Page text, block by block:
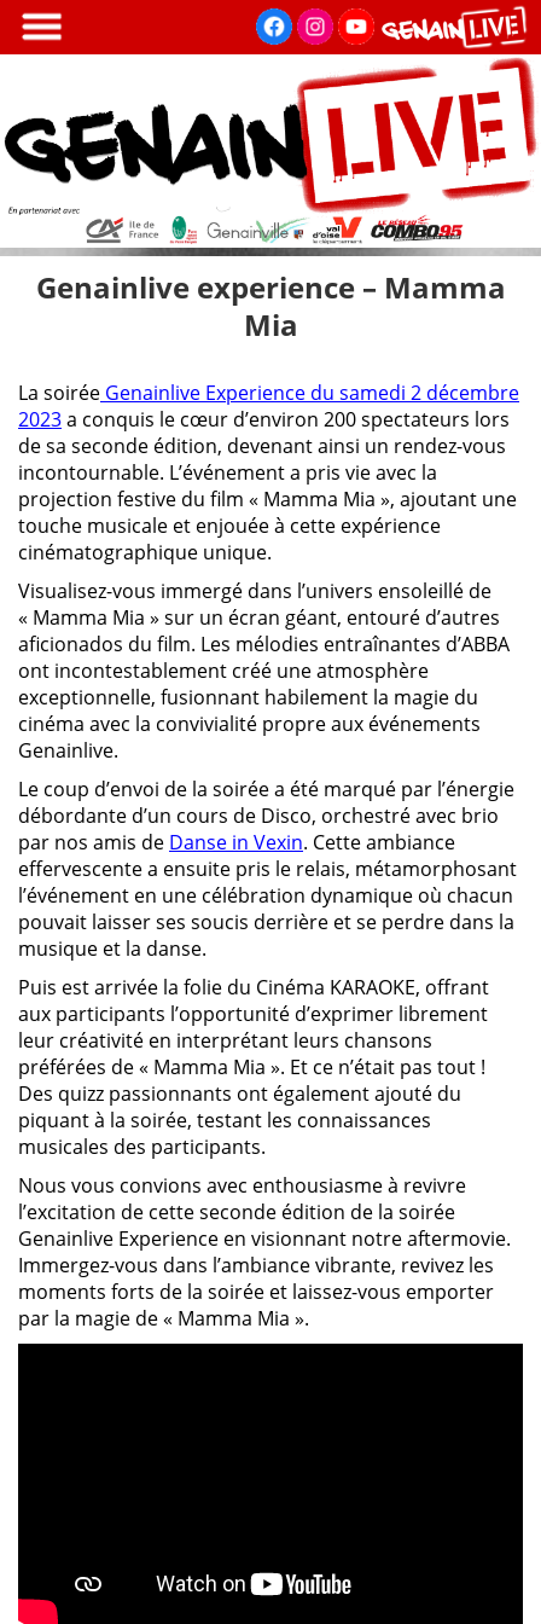
Aller
au
contenu
Genainlive experience – Mamma
Mia
La soirée Genainlive Experience du samedi 2 décembre
2023a conquis le cœur d’environ 200 spectateurs lors
de sa seconde édition, devenant ainsi un rendez-vous
incontournable. L’événement a pris vie avec la
projection festive du film « Mamma Mia », ajoutant une
touche musicale et enjouée à cette expérience
cinématographique unique.
Visualisez-vous immergé dans l’univers ensoleillé de
« Mamma Mia » sur un écran géant, entouré d’autres
aficionados du film. Les mélodies entraînantes d’ABBA
ont incontestablement créé une atmosphère
exceptionnelle, fusionnant habilement la magie du
cinéma avec la convivialité propre aux événements
Genainlive.
Le coup d’envoi de la soirée a été marqué par l’énergie
débordante d’un cours de Disco, orchestré avec brio
par nos amis de Danse in Vexin. Cette ambiance
effervescente a ensuite pris le relais, métamorphosant
l’événement en une célébration dynamique où chacun
pouvait laisser ses soucis derrière et se perdre dans la
musique et la danse.
Puis est arrivée la folie du Cinéma KARAOKE, offrant
aux participants l’opportunité d’exprimer librement
leur créativité en interprétant leurs chansons
préférées de « Mamma Mia ». Et ce n’était pas tout !
Des quizz passionnants ont également ajouté du
piquant à la soirée, testant les connaissances
musicales des participants.
Nous vous convions avec enthousiasme à revivre
l’excitation de cette seconde édition de la soirée
Genainlive Experience en visionnant notre aftermovie.
Immergez-vous dans l’ambiance vibrante, revivez les
moments forts de la soirée et laissez-vous emporter
par la magie de « Mamma Mia ».